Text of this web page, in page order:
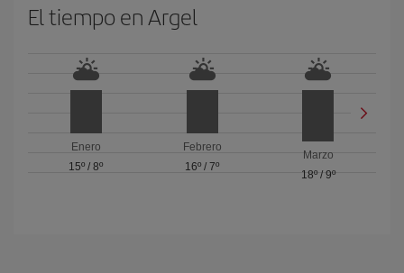
El tiempo en Argel
Enero
15º /8º
Febrero
16º / 7º
Marzo
18º/ 9º